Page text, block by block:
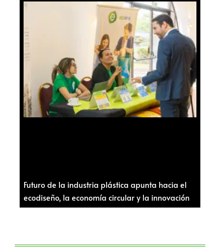
Futuro de la industria plástica apunta hacia el
ecodiseño, la economía circular y la innovación